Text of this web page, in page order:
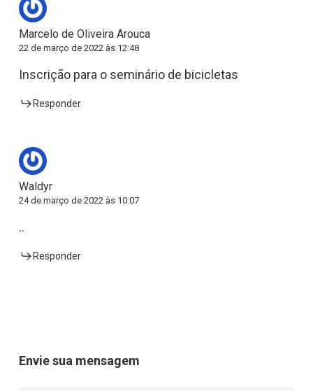
Marcelo de Oliveira Arouca
22 de março de 2022 às 12:48
Inscrição para o seminário de bicicletas
Responder
Waldyr
24 de março de 2022 às 10:07
..
Responder
Envie sua mensagem